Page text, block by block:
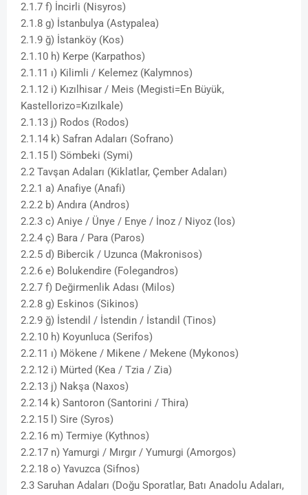
2.1.7 f) İncirli (Nisyros)
2.1.8 g) İstanbulya (Astypalea)
2.1.9 ğ) İstanköy (Kos)
2.1.10 h) Kerpe (Karpathos)
2.1.11 ı) Kilimli / Kelemez (Kalymnos)
2.1.12 i) Kızılhisar / Meis (Megisti=En Büyük,
Kastellorizo=Kızılkale)
2.1.13 j) Rodos (Rodos)
2.1.14 k) Safran Adaları (Sofrano)
2.1.15 l) Sömbeki (Symi)
2.2 Tavşan Adaları (Kiklatlar, Çember Adaları)
2.2.1 a) Anafiye (Anafi)
2.2.2 b) Andıra (Andros)
2.2.3 c) Aniye / Ünye / Enye / İnoz / Niyoz (Ios)
2.2.4 ç) Bara / Para (Paros)
2.2.5 d) Bibercik / Uzunca (Makronisos)
2.2.6 e) Bolukendire (Folegandros)
2.2.7 f) Değirmenlik Adası (Milos)
2.2.8 g) Eskinos (Sikinos)
2.2.9 ğ) İstendil / İstendin / İstandil (Tinos)
2.2.10 h) Koyunluca (Serifos)
2.2.11 ı) Mökene / Mikene / Mekene (Mykonos)
2.2.12 i) Mürted (Kea / Tzia / Zia)
2.2.13 j) Nakşa (Naxos)
2.2.14 k) Santoron (Santorini / Thira)
2.2.15 l) Sire (Syros)
2.2.16 m) Termiye (Kythnos)
2.2.17 n) Yamurgi / Mırgır / Yumurgi (Amorgos)
2.2.18 o) Yavuzca (Sifnos)
2.3 Saruhan Adaları (Doğu Sporatlar, Batı Anadolu Adaları,